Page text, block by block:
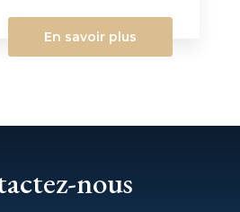
En savoir plus
nous